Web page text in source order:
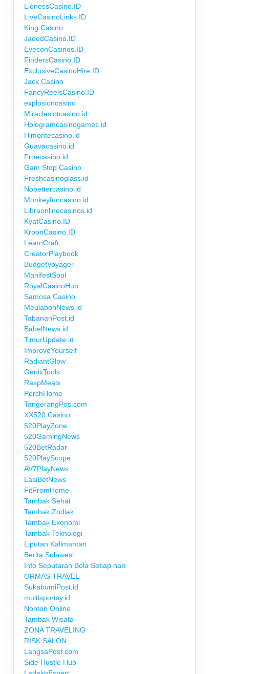
LionessCasino.ID
LiveCasinoLinks.ID
King Casino
JadedCasino.ID
EyeconCasinos.ID
FindersCasino.ID
ExclusiveCasinoHire.ID
Jack Casino
FancyReelsCasino.ID
explosioncasino
Miracleslotcasino.id
Hologramcasinogames.id
Himontecasino.id
Guavacasino.id
Froecasino.id
Gam Stop Casino
Freshcasinoglass.id
Nobettercasino.id
Monkeyfuncasino.id
Libraonlinecasinos.id
KyatCasino.ID
KroonCasino.ID
LearnCraft
CreatorPlaybook
BudgetVoyager
ManifestSoul
RoyalCasinoHub
Samosa Casino
MeulabohNews.id
TabananPost.id
BabelNews.id
TimurUpdate.id
ImproveYourself
RadiantGlow
GenixTools
RaspMeals
PerchHome
TangerangPos.com
XX520 Casino
520PlayZone
520GamingNews
520BetRadar
520PlayScope
AV7PlayNews
LasiBetNews
FitFromHome
Tambak Sehat
Tambak Zodiak
Tambak Ekonomi
Tambak Teknologi
Liputan Kalimantan
Berita Sulawesi
Info Seputaran Bola Setiap hari
ORMAS TRAVEL
SukabumiPost.id
multisportsy.id
Nonton Online
Tambak Wisata
ZONA TRAVELING
RISK SALON
LangsaPost.com
Side Hustle Hub